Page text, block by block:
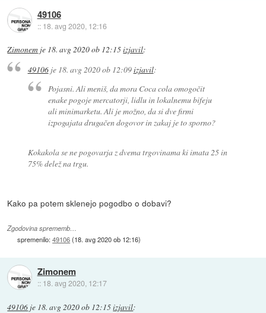
49106
:: 18. avg 2020, 12:16
Zimonem je 18. avg 2020 ob 12:15izjavil:
49106je 18. avg 2020 ob 12:09izjavil:
Pojasni. Ali meniš, da mora Coca cola omogočit
enake pogoje mercatorji, lidlu in lokalnemu bifeju
ali minimarketu. Ali je možno, da si dve firmi
izpogajata drugačen dogovor in zakaj je to sporno?
Kokakola se ne pogovarja z dvema trgovinama ki imata 25 in
75% delež na trgu.
Kako pa potem sklenejo pogodbo o dobavi?
Zgodovina sprememb…
spremenilo:49106(18. avg 2020 ob 12:16)
Zimonem
:: 18. avg 2020, 12:17
49106 je 18. avg 2020 ob 12:15izjavil: